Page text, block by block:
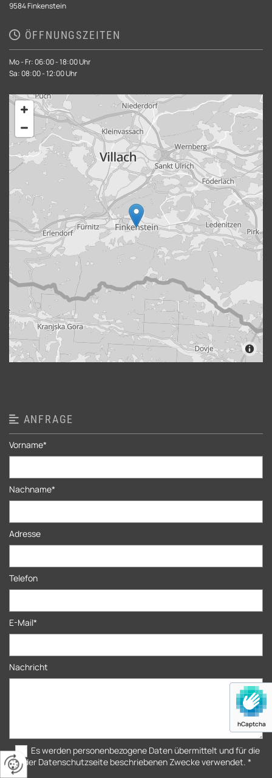
9584 Finkenstein
 ÖFFNUNGSZEITEN
Mo - Fr: 06:00 - 18:00 Uhr
Sa: 08:00 - 12:00 Uhr
 ANFRAGE
Vorname*
Nachname*
Adresse
Telefon
E-Mail*
Nachricht
Es werden personenbezogene Daten übermittelt und für die
in der Datenschutzseite beschriebenen Zwecke verwendet. *
hCaptcha